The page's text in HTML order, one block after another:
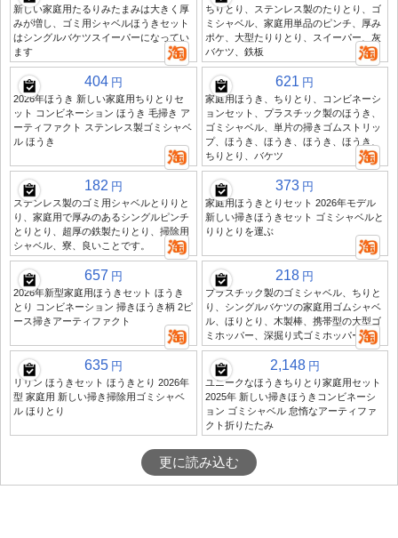
新しい家庭用たるりみたまみは大きく厚
みが増し、ゴミ用シャベルほうきセット
はシングルバケツスイーパーになってい
ます
ちりとり、ステンレス製のたりとり、ゴ
ミシャベル、家庭用単品のピンチ、厚み
ポケ、大型たりりとり、スイーパー、灰
バケツ、鉄板
404 円
2026年ほうき 新しい家庭用ちりとりセ
ット コンビネーション ほうき 毛掃き ア
ーティファクト ステンレス製ゴミシャベ
ル ほうき
621 円
家庭用ほうき、ちりとり、コンビネーシ
ョンセット、プラスチック製のほうき、
ゴミシャベル、単片の掃きゴムストリッ
プ、ほうき、ほうき、ほうき、ほうき、
ちりとり、バケツ
182 円
ステンレス製のゴミ用シャベルとりりと
り、家庭用で厚みのあるシングルピンチ
とりとり、超厚の鉄製たりとり、掃除用
シャベル、寮、良いことです。
373 円
家庭用ほうきとりセット 2026年モデル
新しい掃きほうきセット ゴミシャベルと
りりとりを運ぶ
657 円
2026年新型家庭用ほうきセット ほうき
とり コンビネーション 掃きほうき柄 2ピ
ース掃きアーティファクト
218 円
プラスチック製のゴミシャベル、ちりと
り、シングルバケツの家庭用ゴムシャベ
ル、ほりとり、木製棒、携帯型の大型ゴ
ミホッパー、深掘り式ゴミホッパー
635 円
リリン ほうきセット ほうきとり 2026年
型 家庭用 新しい掃き掃除用ゴミシャベ
ル ほりとり
2,148 円
ユニークなほうきちりとり家庭用セット
2025年 新しい掃きほうきコンビネーシ
ョン ゴミシャベル 怠惰なアーティファ
クト折りたたみ
更に読み込む